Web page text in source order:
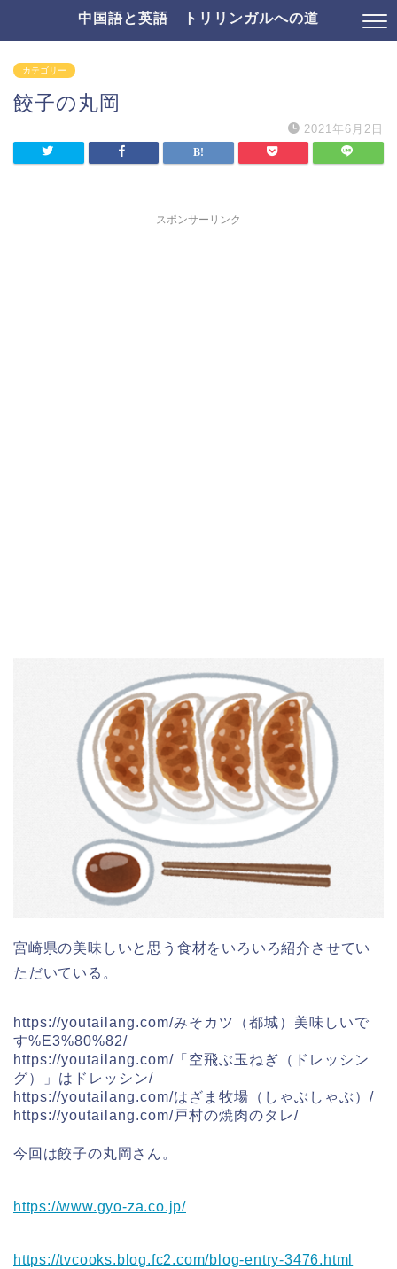
中国語と英語 トリリンガルへの道
カテゴリー
餃子の丸岡
2021年6月2日
スポンサーリンク
宮崎県の美味しいと思う食材をいろいろ紹介させてい
ただいている。
https://youtailang.com/みそカツ（都城）美味しいで
す%E3%80%82/
https://youtailang.com/「空飛ぶ玉ねぎ（ドレッシン
グ）」はドレッシン/
https://youtailang.com/はざま牧場（しゃぶしゃぶ）/
https://youtailang.com/戸村の焼肉のタレ/
今回は餃子の丸岡さん。
https://www.gyo-za.co.jp/
https://tvcooks.blog.fc2.com/blog-entry-3476.html